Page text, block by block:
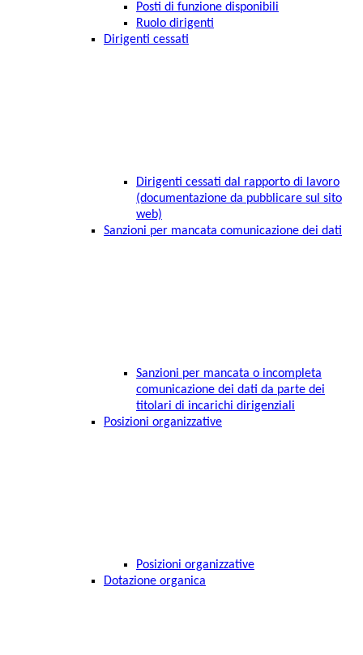
Posti di funzione disponibili
Ruolo dirigenti
Dirigenti cessati
Dirigenti cessati dal rapporto di lavoro
(documentazione da pubblicare sul sito
web)
Sanzioni per mancata comunicazione dei dati
Sanzioni per mancata o incompleta
comunicazione dei dati da parte dei
titolari di incarichi dirigenziali
Posizioni organizzative
Posizioni organizzative
Dotazione organica